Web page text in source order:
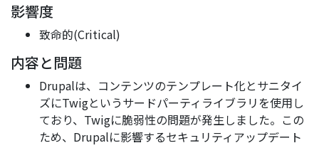
影響度
致命的(Critical)
内容と問題
Drupalは、コンテンツのテンプレート化とサニタイ
ズにTwigというサードパーティライブラリを使用し
ており、Twigに脆弱性の問題が発生しました。この
ため、Drupalに影響するセキュリティアップデート